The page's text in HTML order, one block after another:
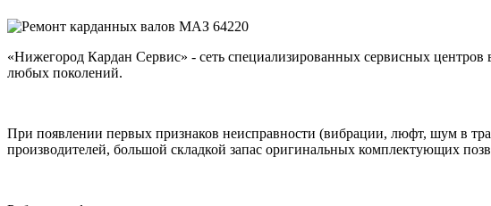
«Нижегород Кардан Сервис» - сеть специализированных сервисных
любых поколений.
При появлении первых признаков неисправности (вибрации, люфт, шум в
производителей, большой складкой запас оригинальных комплектующих